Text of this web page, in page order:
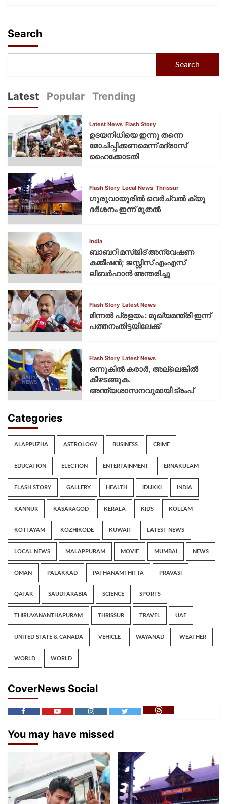
Search
Search
Latest Popular Trending
Latest News Flash Story
ഉദയനിധിയെ ഇന്നു തന്നെ
മോചിപ്പിക്കണമെന്ന് മദ്രാസ്
ഹൈക്കോടതി
Flash Story Local News Thrissur
ഗുരുവായൂരില്‍ വെര്‍ച്വല്‍ ക്യൂ
ദര്‍ശനം ഇന്ന് മുതല്‍
India
ബാബറി മസ്ജിദ് അന്വേഷണ
കമ്മീഷന്‍; ജസ്റ്റിസ് എംഎസ്
ലിബര്‍ഹാന്‍ അന്തരിച്ചു
Flash Story Latest News
മിന്നല്‍ പ്രളയം : മുഖ്യമന്ത്രി ഇന്ന്
പത്തനംതിട്ടയിലേക്ക്
Flash Story Latest News
ഒന്നുകില്‍ കരാര്‍, അല്ലെങ്കില്‍
കീഴടങ്ങുക.
അന്ത്യശാസനവുമായി ട്രംപ്
Categories
ALAPPUZHA ASTROLOGY BUSINESS CRIME
EDUCATION ELECTION ENTERTAINMENT ERNAKULAM
FLASH STORY GALLERY HEALTH IDUKKI INDIA
KANNUR KASARAGOD KERALA KIDS KOLLAM
KOTTAYAM KOZHIKODE KUWAIT LATEST NEWS
LOCAL NEWS MALAPPURAM MOVIE MUMBAI NEWS
OMAN PALAKKAD PATHANAMTHITTA PRAVASI
QATAR SAUDI ARABIA SCIENCE SPORTS
THIRUVANANTHAPURAM THRISSUR TRAVEL UAE
UNITED STATE & CANADA VEHICLE WAYANAD WEATHER
WORLD WORLD
CoverNews Social
You may have missed